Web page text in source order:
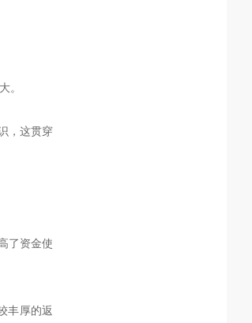
。
，这贯穿
了资金使
丰厚的返